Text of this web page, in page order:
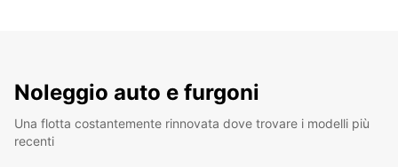
Noleggio auto e furgoni
Una flotta costantemente rinnovata dove trovare i modelli più
recenti